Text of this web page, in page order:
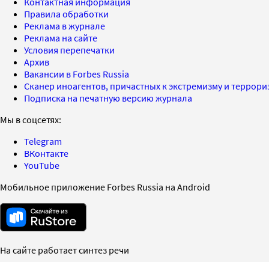
Правила обработки
Реклама в журнале
Реклама на сайте
Условия перепечатки
Архив
Вакансии в Forbes Russia
Сканер иноагентов, причастных к экстремизму и
Подписка на печатную версию журнала
Мы в соцсетях:
Telegram
ВКонтакте
YouTube
Мобильное приложение Forbes Russia на Android
На сайте работает синтез речи